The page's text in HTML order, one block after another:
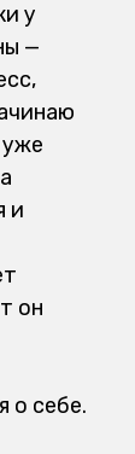
у
—
уже
и
он
о себе.